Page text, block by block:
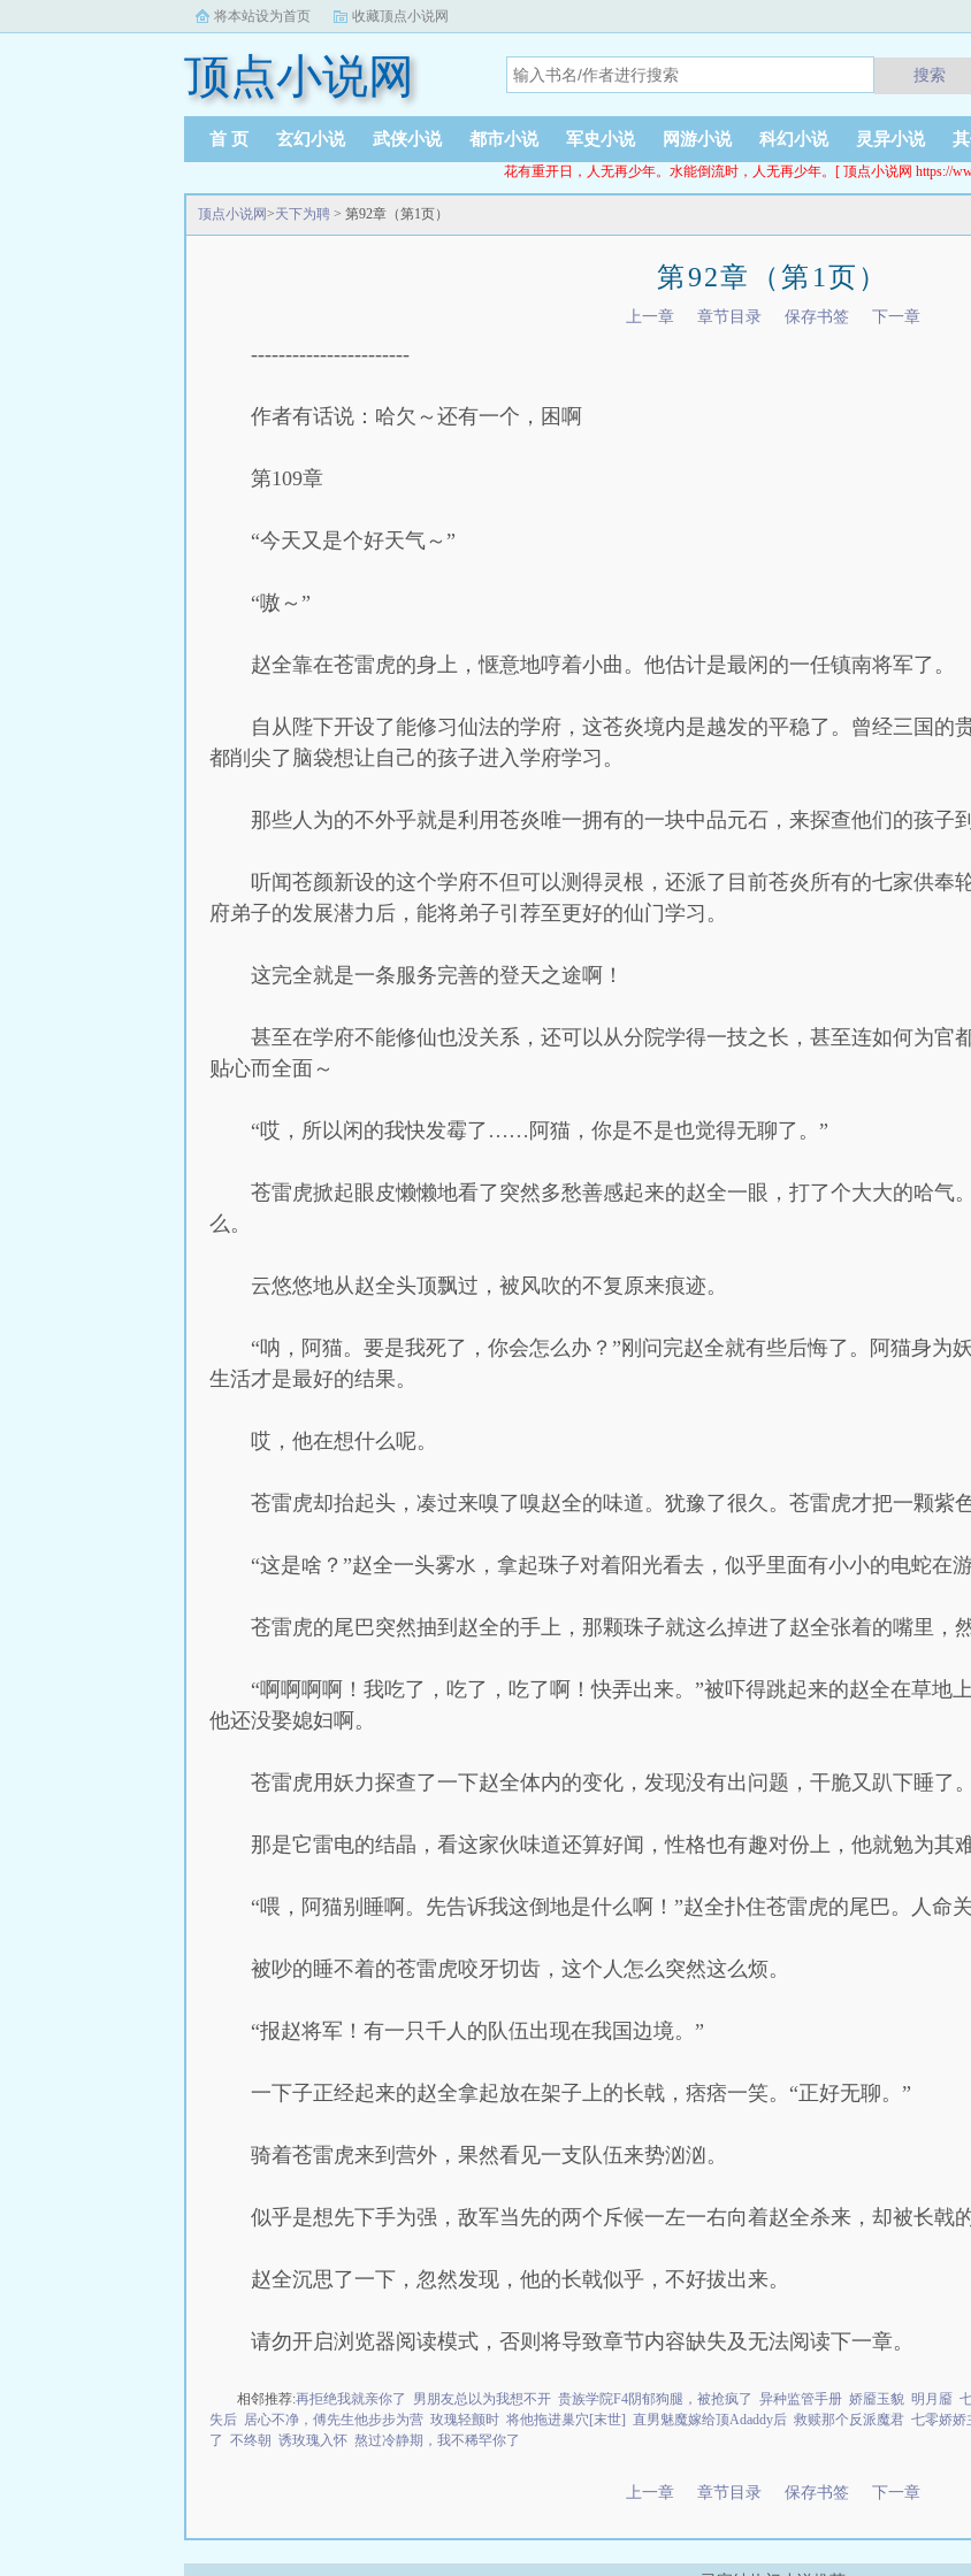
将本站设为首页 收藏顶点小说网
顶点小说网 搜索
首 页 玄幻小说 武侠小说 都市小说 军史小说 网游小说 科幻小说 灵异小说
花有重开日，人无再少年。水能倒流时，人无再少年。[ 顶点小说网 https://
顶点小说网>天下为聘 > 第92章（第1页）
第92章（第1页）
上一章 章节目录 保存书签 下一章
-----------------------
作者有话说：哈欠～还有一个，困啊
第109章
“今天又是个好天气～”
“嗷～”
赵全靠在苍雷虎的身上，惬意地哼着小曲。他估计是最闲的一任镇南将军了。
自从陛下开设了能修习仙法的学府，这苍炎境内是越发的平稳了。曾经三国的
都削尖了脑袋想让自己的孩子进入学府学习。
那些人为的不外乎就是利用苍炎唯一拥有的一块中品元石，来探查他们的孩子
听闻苍颜新设的这个学府不但可以测得灵根，还派了目前苍炎所有的七家供奉
府弟子的发展潜力后，能将弟子引荐至更好的仙门学习。
这完全就是一条服务完善的登天之途啊！
甚至在学府不能修仙也没关系，还可以从分院学得一技之长，甚至连如何为官
贴心而全面～
“哎，所以闲的我快发霉了……阿猫，你是不是也觉得无聊了。”
苍雷虎掀起眼皮懒懒地看了突然多愁善感起来的赵全一眼，打了个大大的哈气
么。
云悠悠地从赵全头顶飘过，被风吹的不复原来痕迹。
“呐，阿猫。要是我死了，你会怎么办？”刚问完赵全就有些后悔了。阿猫身为
生活才是最好的结果。
哎，他在想什么呢。
苍雷虎却抬起头，凑过来嗅了嗅赵全的味道。犹豫了很久。苍雷虎才把一颗紫
“这是啥？”赵全一头雾水，拿起珠子对着阳光看去，似乎里面有小小的电蛇在游
苍雷虎的尾巴突然抽到赵全的手上，那颗珠子就这么掉进了赵全张着的嘴里，
“啊啊啊啊！我吃了，吃了，吃了啊！快弄出来。”被吓得跳起来的赵全在草
他还没娶媳妇啊。
苍雷虎用妖力探查了一下赵全体内的变化，发现没有出问题，干脆又趴下睡了。
那是它雷电的结晶，看这家伙味道还算好闻，性格也有趣对份上，他就勉为其
“喂，阿猫别睡啊。先告诉我这倒地是什么啊！”赵全扑住苍雷虎的尾巴。人命关
被吵的睡不着的苍雷虎咬牙切齿，这个人怎么突然这么烦。
“报赵将军！有一只千人的队伍出现在我国边境。”
一下子正经起来的赵全拿起放在架子上的长戟，痞痞一笑。“正好无聊。”
骑着苍雷虎来到营外，果然看见一支队伍来势汹汹。
似乎是想先下手为强，敌军当先的两个斥候一左一右向着赵全杀来，却被长戟
赵全沉思了一下，忽然发现，他的长戟似乎，不好拔出来。
请勿开启浏览器阅读模式，否则将导致章节内容缺失及无法阅读下一章。
相邻推荐:再拒绝我就亲你了 男朋友总以为我想不开 贵族学院F4阴郁狗腿，被抢疯了 异种监管手册 娇靥玉貌 明月靥
失后 居心不净，傅先生他步步为营 玫瑰轻颤时 将他拖进巢穴[末世] 直男魅魔嫁给顶Adaddy后 救赎那个反派魔君 七零娇娇
了 不终朝 诱玫瑰入怀 熬过冷静期，我不稀罕你了
上一章 章节目录 保存书签 下一章